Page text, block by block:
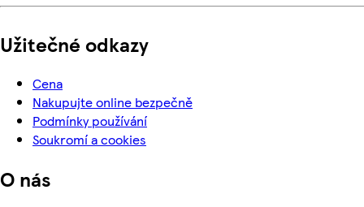
Užitečné odkazy
Cena
Nakupujte online bezpečně
Podmínky používání
Soukromí a cookies
O nás